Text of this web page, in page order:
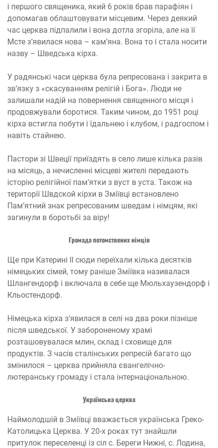
і першого священика, який 6 років брав парафіян і
допомагав облаштовувати місцевим. Через деякий
час церква підпалили і вона дотла згоріла, але на її
Мсте з’явилася нова – кам’яна. Вона то і стала носити
назву – Шведська кірха.
У радянські часи церква була репресована і закрита в
зв’язку з «скасуванням релігій і Бога». Люди не
залишали надій на повернення священного місця і
продовжували боротися. Таким чином, до 1951 році
кірха встигла побути і їдальнею і клубом, і радгоспом і
навіть стайнею.
Пастори зі Швеції приїздять в село лише кілька разів
на місяць, а нечисленні місцеві жителі передають
історію релігійної пам’ятки з вуст в уста. Також на
території Швдской кірхи в Зміївці встановлено
Пам’ятний знак репресованим шведам і німцям, які
загинули в боротьбі за віру!
Громада потомствених німців
Ще при Катерині II сюди переїхали кілька десятків
німецьких сімей, тому раніше Зміївка називалася
Шлангендорф і включала в себе ще Мюльхаузендорф і
Кльостендорф.
Німецька кірха з’явилася в селі на два роки пізніше
після шведської. У забороненому храмі
розташовувалася млин, склад і сховище для
продуктів. З часів сталінських репресій багато що
змінилося – церква прийняла євангелічно-
лютеранську громаду і стала інтернаціональною.
Українська церква
Наймолодшій в Зміївці вважається українська Греко-
Католицька Церква. У 20-х роках тут знайшли
притулок переселенці із сіл с. Береги Нижні, с. Лодина,